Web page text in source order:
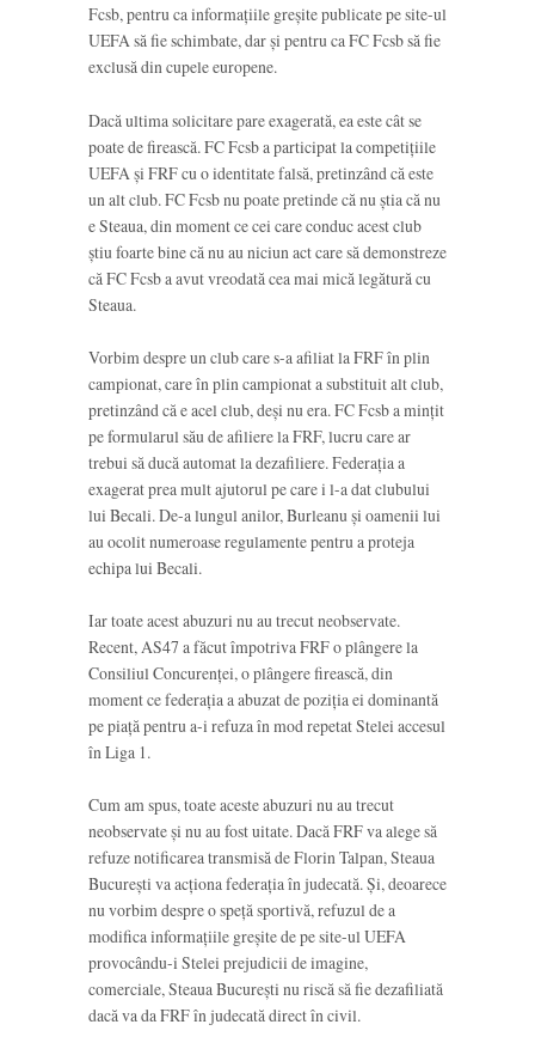
Fcsb, pentru ca informațiile greșite publicate pe site-ul
UEFA să fie schimbate, dar și pentru ca FC Fcsb să fie
exclusă din cupele europene.
Dacă ultima solicitare pare exagerată, ea este cât se
poate de firească. FC Fcsb a participat la competițiile
UEFA și FRF cu o identitate falsă, pretinzând că este
un alt club. FC Fcsb nu poate pretinde că nu știa că nu
e Steaua, din moment ce cei care conduc acest club
știu foarte bine că nu au niciun act care să demonstreze
că FC Fcsb a avut vreodată cea mai mică legătură cu
Steaua.
Vorbim despre un club care s-a afiliat la FRF în plin
campionat, care în plin campionat a substituit alt club,
pretinzând că e acel club, deși nu era. FC Fcsb a mințit
pe formularul său de afiliere la FRF, lucru care ar
trebui să ducă automat la dezafiliere. Federația a
exagerat prea mult ajutorul pe care i l-a dat clubului
lui Becali. De-a lungul anilor, Burleanu și oamenii lui
au ocolit numeroase regulamente pentru a proteja
echipa lui Becali.
Iar toate acest abuzuri nu au trecut neobservate.
Recent, AS47 a făcut împotriva FRF o plângere la
Consiliul Concurenței, o plângere firească, din
moment ce federația a abuzat de poziția ei dominantă
pe piață pentru a-i refuza în mod repetat Stelei accesul
în Liga 1.
Cum am spus, toate aceste abuzuri nu au trecut
neobservate și nu au fost uitate. Dacă FRF va alege să
refuze notificarea transmisă de Florin Talpan, Steaua
București va acționa federația în judecată. Și, deoarece
nu vorbim despre o speță sportivă, refuzul de a
modifica informațiile greșite de pe site-ul UEFA
provocându-i Stelei prejudicii de imagine,
comerciale, Steaua București nu riscă să fie dezafiliată
dacă va da FRF în judecată direct în civil.